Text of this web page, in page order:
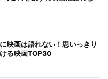
映画は語れない！思いっきり
る映画TOP30